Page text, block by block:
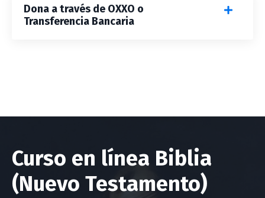
Dona a través de OXXO o
Transferencia Bancaria
Curso en línea Biblia
(Nuevo Testamento)